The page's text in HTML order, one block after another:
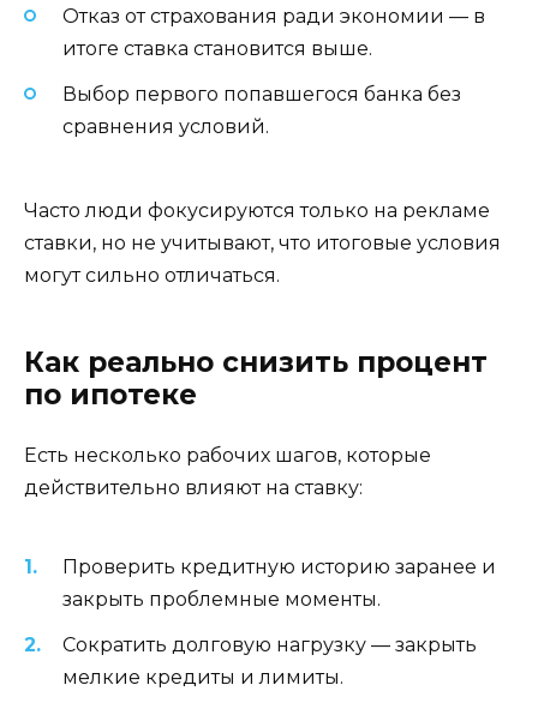
Отказ от страхования ради экономии — в
итоге ставка становится выше.
Выбор первого попавшегося банка без
сравнения условий.
Часто люди фокусируются только на рекламе
ставки, но не учитывают, что итоговые условия
могут сильно отличаться.
Как реально снизить процент
по ипотеке
Есть несколько рабочих шагов, которые
действительно влияют на ставку:
Проверить кредитную историю заранее и
закрыть проблемные моменты.
Сократить долговую нагрузку — закрыть
мелкие кредиты и лимиты.